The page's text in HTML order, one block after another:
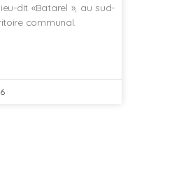
dit «Batarel », au sud-
communal.